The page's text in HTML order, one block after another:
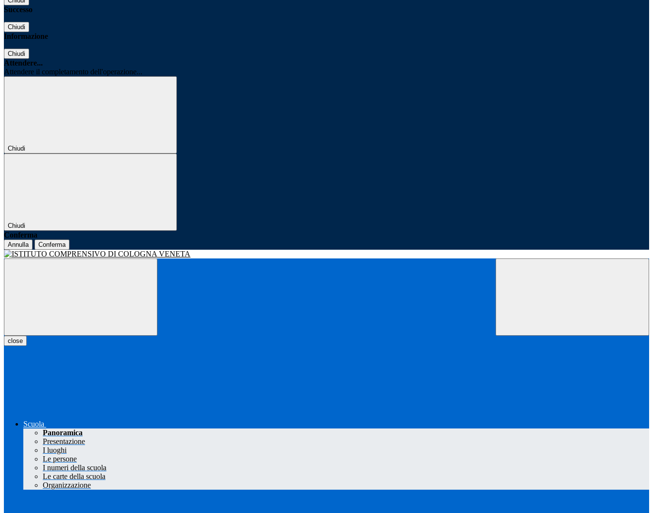
Successo
Chiudi
Informazione
Chiudi
Attendere...
Attendere il completamento dell'operazione...
Chiudi
Chiudi
Conferma
Annulla Conferma
close
Scuola
Panoramica
Presentazione
I luoghi
Le persone
I numeri della scuola
Le carte della scuola
Organizzazione